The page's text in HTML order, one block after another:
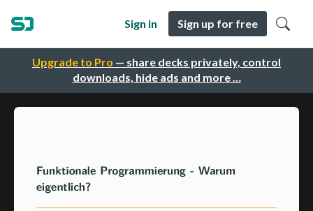
Upgrade to Pro — share decks privately, control
downloads, hide ads and more …
Sign in Sign up for free